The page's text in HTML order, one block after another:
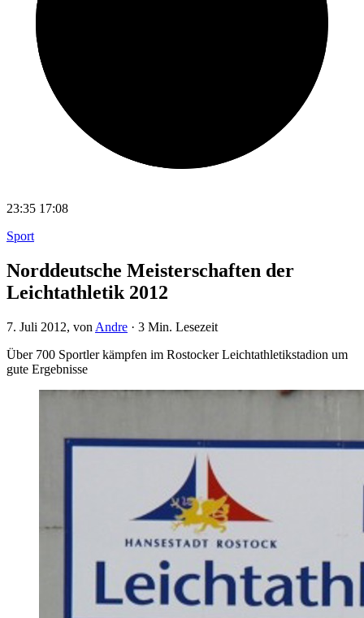
23:35 17:08
Sport
Norddeutsche Meisterschaften der
Leichtathletik 2012
7. Juli 2012, von Andre · 3 Min. Lesezeit
Über 700 Sportler kämpfen im Rostocker Leichtathletikstadion um
gute Ergebnisse